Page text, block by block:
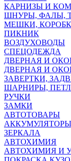
КАРНИЗЫ И
ШНУРЫ, ФАЛЫ,
МЕШКИ,
ПИКНИК
ВОЗДУХОВОДЫ
СПЕЦОДЕЖДА
ДВЕРНАЯ И
ДВЕРНАЯ И
ЗАВЕРТКИ,
ШАРНИРЫ,
РУЧКИ
ЗАМКИ
АВТОТОВАРЫ
ЗЕРКАЛА
АВТОХИМИЯ
АВТОХИМИЯ И